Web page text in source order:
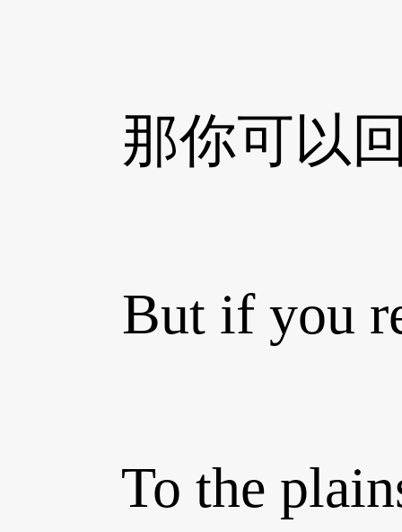
那你可以回
But if you
To the plains